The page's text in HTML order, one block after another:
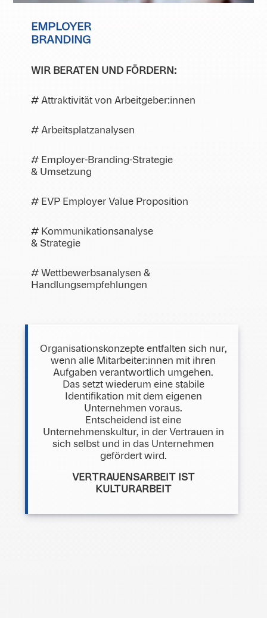
EMPLOYER
BRANDING
WIR BERATEN UND FÖRDERN:
# Attraktivität von Arbeitgeber:innen
# Arbeitsplatzanalysen
# Employer-Branding-Strategie
& Umsetzung
# EVP Employer Value Proposition
# Kommunikationsanalyse
& Strategie
# Wettbewerbsanalysen &
Handlungsempfehlungen
Organisationskonzepte entfalten sich nur,
wenn alle Mitarbeiter:innen mit ihren
Aufgaben verantwortlich umgehen.
Das setzt wiederum eine stabile
Identifikation mit dem eigenen
Unternehmen voraus.
Entscheidend ist eine
Unternehmenskultur, in der Vertrauen in
sich selbst und in das Unternehmen
gefördert wird.
VERTRAUENSARBEIT IST
KULTURARBEIT